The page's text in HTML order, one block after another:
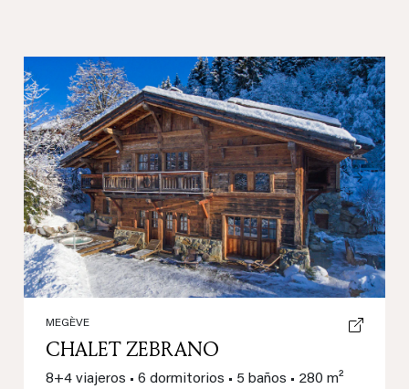
Previous Next
MEGÈVE
CHALET ZEBRANO
8+4 viajeros • 6 dormitorios • 5 baños • 280 m²